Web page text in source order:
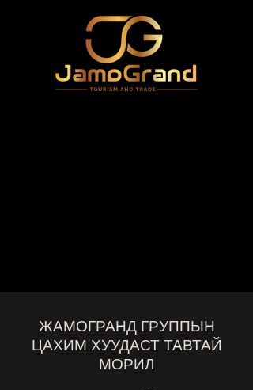
ЖАМОГРАНД ГРУППЫН
ЦАХИМ ХУУДАСТ ТАВТАЙ
МОРИЛ